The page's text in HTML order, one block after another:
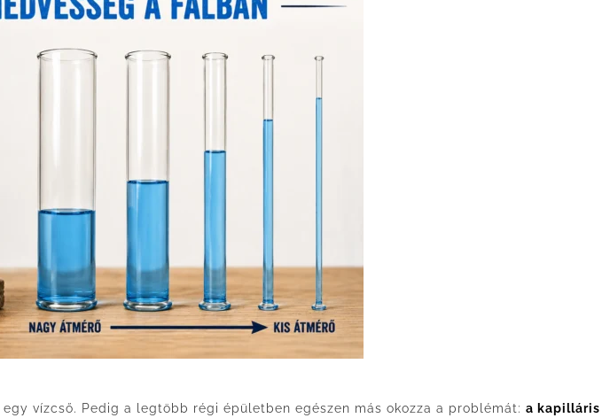
vízcső. Pedig a legtöbb régi épületben egészen más okozza a problémát: a kapilláris